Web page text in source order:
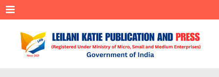
Menu